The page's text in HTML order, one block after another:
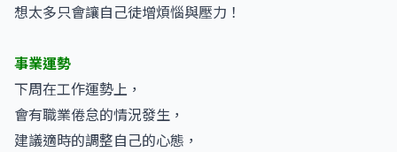
想太多只會讓自己徒增煩惱與壓力！
事業運勢
下周在工作運勢上，
會有職業倦怠的情況發生，
建議適時的調整自己的心態，